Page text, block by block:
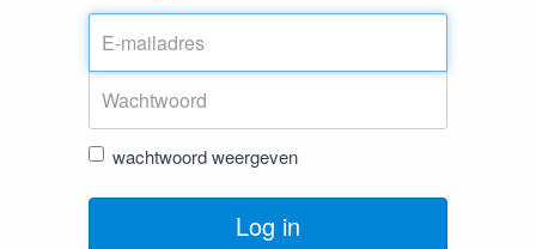
wachtwoord weergeven
Log in